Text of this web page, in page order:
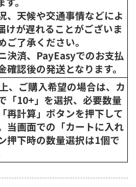
、天候や交通事情などによ
けが遅れることがございま
ご了承ください。
決済、PayEasyでのお支払
確認後の発送となります。
、ご購入希望の場合は、カ
「10+」を選択、必要数量
再計算」ボタンを押下して
当画面での「カートに入れ
押下時の数量選択は1個で